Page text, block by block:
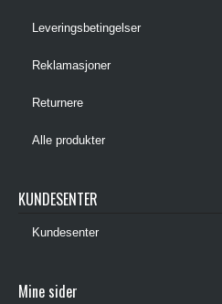
Leveringsbetingelser
Reklamasjoner
Returnere
Alle produkter
KUNDESENTER
Kundesenter
Mine sider